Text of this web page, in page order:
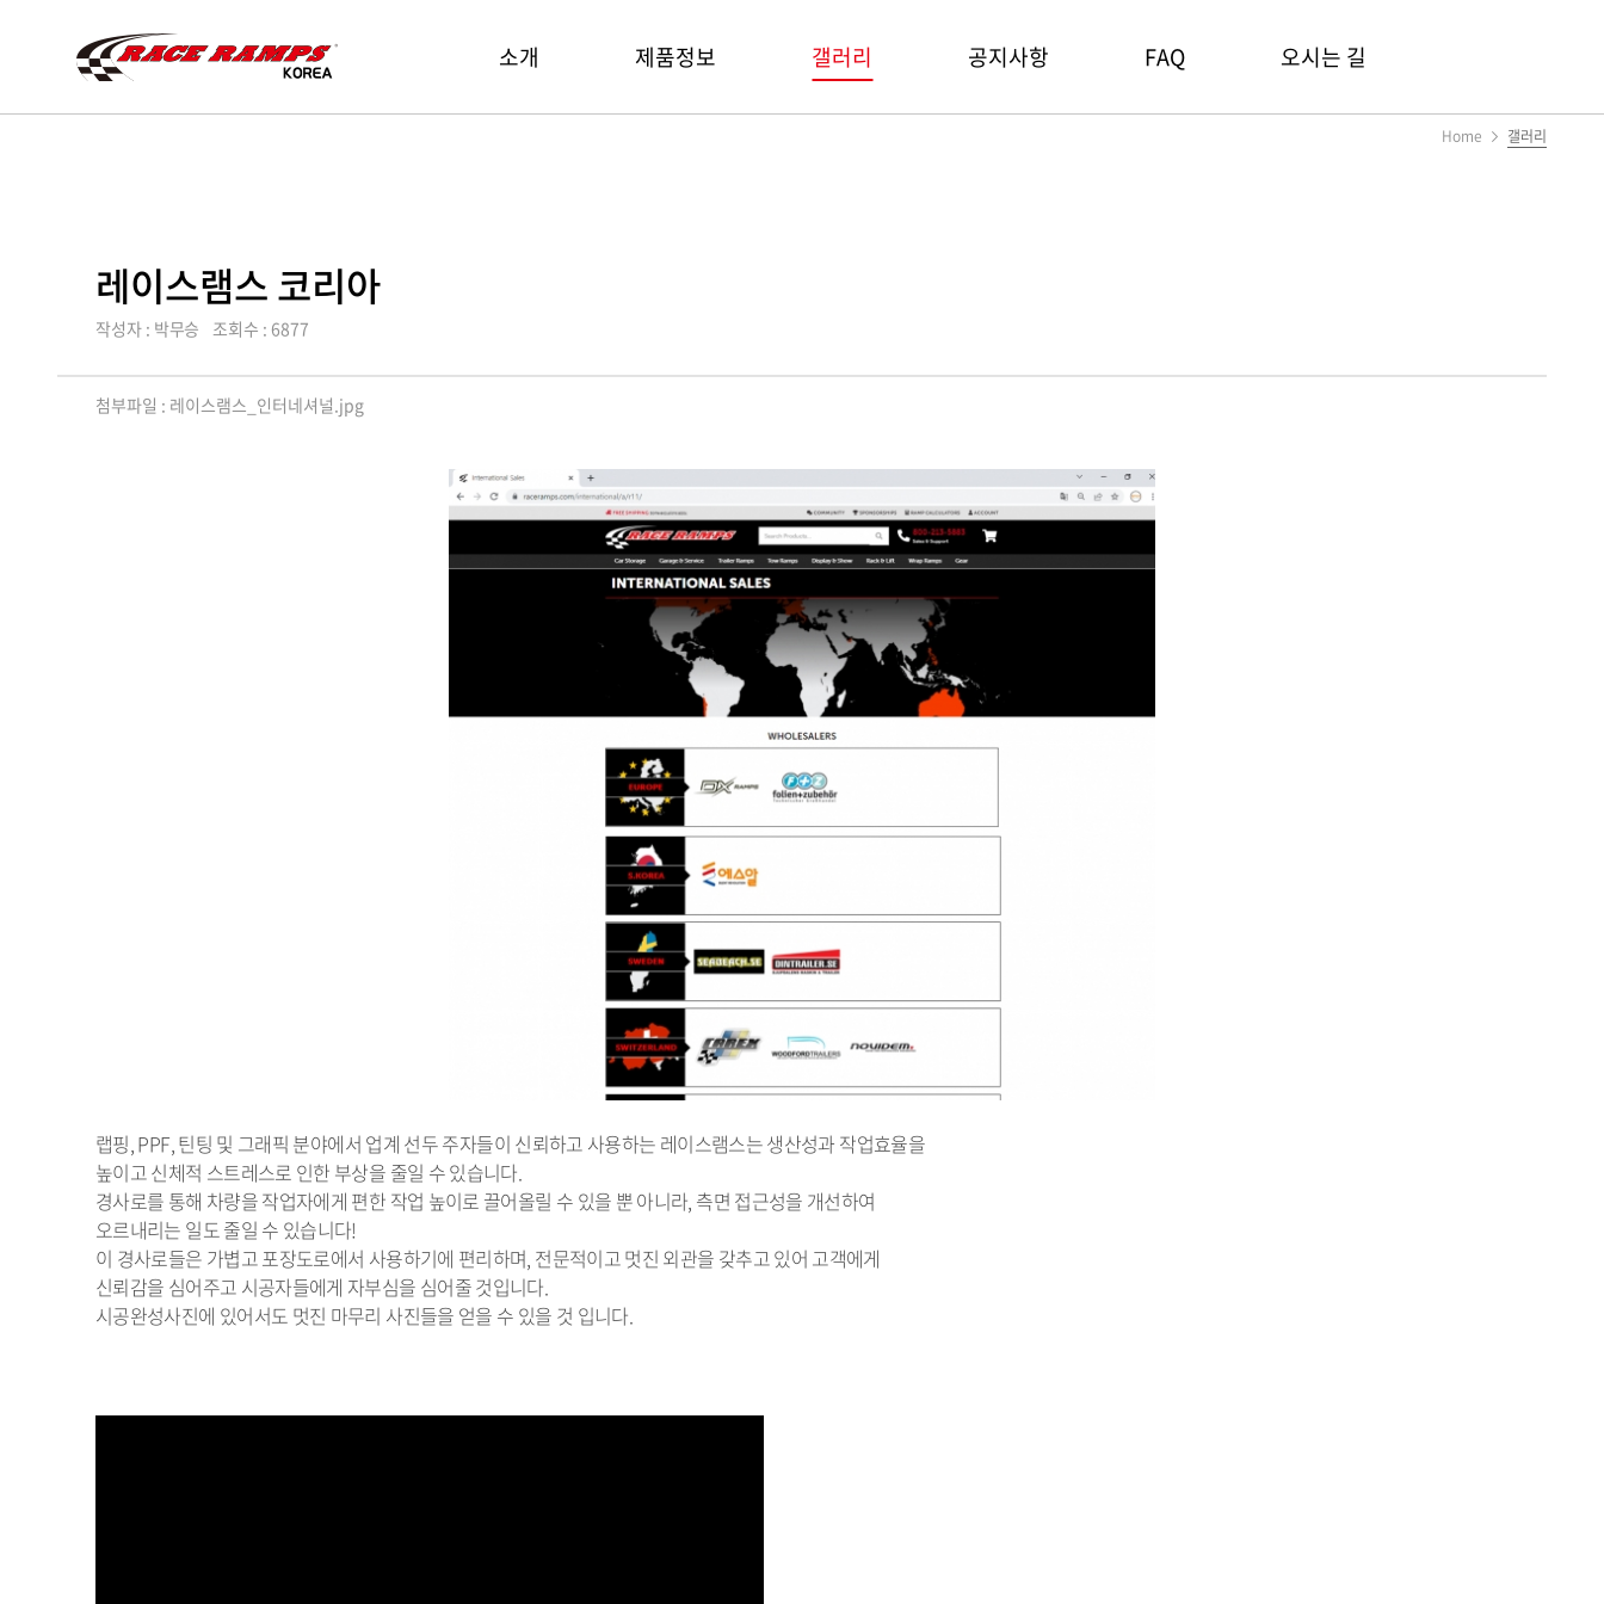
레
이
Race
Ramps
Korea
메
Ramps
소개 제품정보 갤러리 공지사항 FAQ 오시는 길
Home 갤러리
레이스램스 코리아
작성자 : 박무승 조회수 : 6877
첨부파일 : 레이스램스_인터네셔널.jpg
랩핑, PPF, 틴팅 및 그래픽 분야에서 업계 선두 주자들이 신뢰하고 사용하는 레이스램스는 생산성과 작업효율을
높이고 신체적 스트레스로 인한 부상을 줄일 수 있습니다.
경사로를 통해 차량을 작업자에게 편한 작업 높이로 끌어올릴 수 있을 뿐 아니라, 측면 접근성을 개선하여
오르내리는 일도 줄일 수 있습니다!
이 경사로들은 가볍고 포장도로에서 사용하기에 편리하며, 전문적이고 멋진 외관을 갖추고 있어 고객에게
신뢰감을 심어주고 시공자들에게 자부심을 심어줄 것입니다.
시공완성사진에 있어서도 멋진 마무리 사진들을 얻을 수 있을 것 입니다.